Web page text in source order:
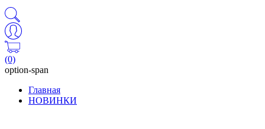
(0)
option-span
Главная
НОВИНКИ